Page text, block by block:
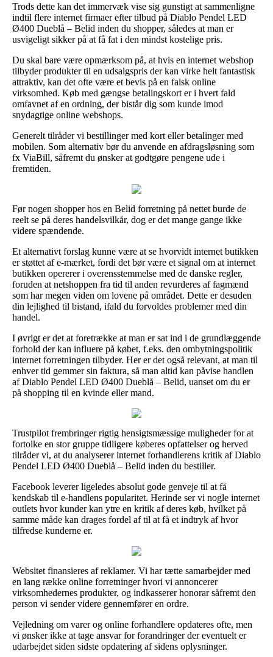
Trods dette kan det immervæk vise sig gunstigt at sammenligne
indtil flere internet firmaer efter tilbud på Diablo Pendel LED
Ø400 Dueblå – Belid inden du shopper, således at man er
usvigeligt sikker på at få fat i den mindst kostelige pris.
Du skal bare være opmærksom på, at hvis en internet webshop
tilbyder produkter til en udsalgspris der kan virke helt fantastisk
attraktiv, kan det ofte være et bevis på en falsk online
virksomhed. Køb med gængse betalingskort er i hvert fald
omfavnet af en ordning, der bistår dig som kunde imod
snydagtige online webshops.
Generelt tilråder vi bestillinger med kort eller betalinger med
mobilen. Som alternativ bør du anvende en afdragsløsning som
fx ViaBill, såfremt du ønsker at godtgøre pengene ude i
fremtiden.
Før nogen shopper hos en Belid forretning på nettet burde de
reelt se på deres handelsvilkår, dog er det mange gange ikke
videre spændende.
Et alternativt forslag kunne være at se hvorvidt internet butikken
er støttet af e-mærket, fordi det bør være et signal om at internet
butikken opererer i overensstemmelse med de danske regler,
foruden at netshoppen fra tid til anden revurderes af fagmænd
som har megen viden om lovene på området. Dette er desuden
din lejlighed til bistand, ifald du forvoldes problemer med din
handel.
I øvrigt er det at foretrække at man er sat ind i de grundlæggende
forhold der kan influere på købet, f.eks. den ombytningspolitik
internet forretningen tilbyder. Her er det også relevant, at man til
enhver tid gemmer sin faktura, så man altid kan påvise handlen
af Diablo Pendel LED Ø400 Dueblå – Belid, uanset om du er
på shopping til en kvinde eller mand.
Trustpilot frembringer rigtig hensigtsmæssige muligheder for at
fortolke en stor gruppe tidligere køberes opfattelser og herved
tilråder vi, at du analyserer internet forhandlerens kritik af Diablo
Pendel LED Ø400 Dueblå – Belid inden du bestiller.
Facebook leverer ligeledes absolut gode genveje til at få
kendskab til e-handlens popularitet. Herinde ser vi nogle internet
outlets hvor kunder kan ytre en kritik af deres køb, hvilket på
samme måde kan drages fordel af til at få et indtryk af hvor
tilfredse kunderne er.
Websitet finansieres af reklamer. Vi har tætte samarbejder med
en lang række online forretninger hvori vi annoncerer
virksomhedernes produkter, og indkasserer honorar såfremt den
person vi sender videre gennemfører en ordre.
Vejledning om varer og online forhandlere opdateres ofte, men
vi ønsker ikke at tage ansvar for forandringer der eventuelt er
udarbejdet siden sidste opdatering af sidens oplysninger.